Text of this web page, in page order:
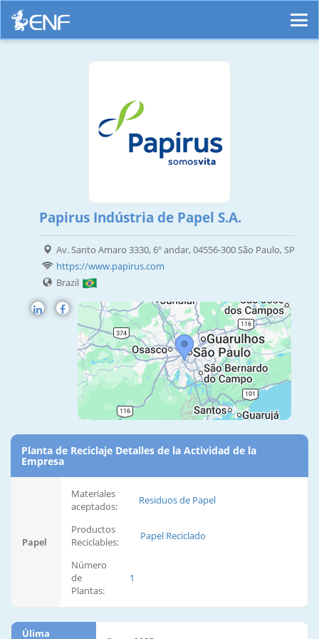
Papirus Indústria de Papel S.A.
Av. Santo Amaro 3330, 6º andar, 04556-300 São Paulo, SP
https://www.papirus.com
Brazil
Planta de Reciclaje Detalles de la Actividad de la
Empresa
Papel
Materiales
aceptados:
Residuos de Papel
Productos
Reciclables:
Papel Reciclado
Número
de
Plantas:
1
Úlima